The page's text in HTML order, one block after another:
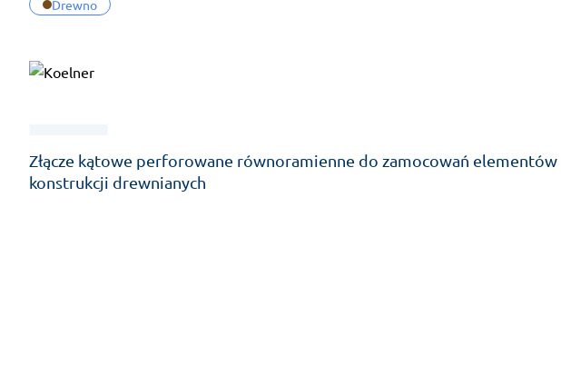
Drewno
Złącze kątowe perforowane równoramienne do zamocowań elementów
konstrukcji drewnianych